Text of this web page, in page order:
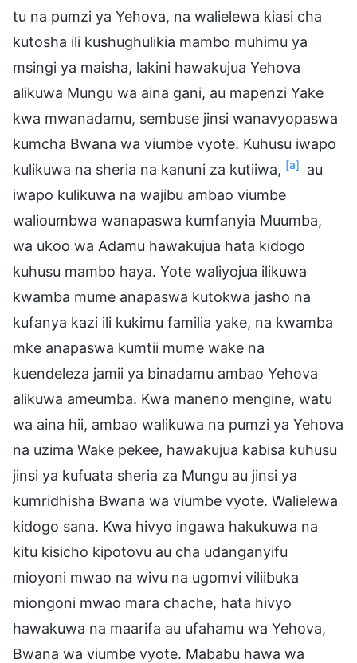
tu na pumzi ya Yehova, na walielewa kiasi cha
kutosha ili kushughulikia mambo muhimu ya
msingi ya maisha, lakini hawakujua Yehova
alikuwa Mungu wa aina gani, au mapenzi Yake
kwa mwanadamu, sembuse jinsi wanavyopaswa
kumcha Bwana wa viumbe vyote. Kuhusu iwapo
kulikuwa na sheria na kanuni za kutiiwa, [a]
au
iwapo kulikuwa na wajibu ambao viumbe
walioumbwa wanapaswa kumfanyia Muumba,
wa ukoo wa Adamu hawakujua hata kidogo
kuhusu mambo haya. Yote waliyojua ilikuwa
kwamba mume anapaswa kutokwa jasho na
kufanya kazi ili kukimu familia yake, na kwamba
mke anapaswa kumtii mume wake na
kuendeleza jamii ya binadamu ambao Yehova
alikuwa ameumba. Kwa maneno mengine, watu
wa aina hii, ambao walikuwa na pumzi ya Yehova
na uzima Wake pekee, hawakujua kabisa kuhusu
jinsi ya kufuata sheria za Mungu au jinsi ya
kumridhisha Bwana wa viumbe vyote. Walielewa
kidogo sana. Kwa hivyo ingawa hakukuwa na
kitu kisicho kipotovu au cha udanganyifu
mioyoni mwao na wivu na ugomvi viliibuka
miongoni mwao mara chache, hata hivyo
hawakuwa na maarifa au ufahamu wa Yehova,
Bwana wa viumbe vyote. Mababu hawa wa